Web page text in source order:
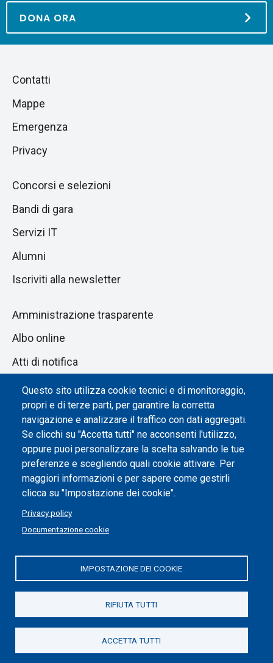
Questo sito utilizza cookie tecnici e di monitoraggio,
propri e di terze parti, per garantire la corretta
navigazione e analizzare il traffico con dati aggregati.
Se clicchi su "Accetta tutti" ne acconsenti l'utilizzo,
oppure puoi personalizzare la scelta salvando le tue
preferenze e scegliendo quali cookie attivare. Per
maggiori informazioni e per sapere come gestirli
clicca su "Impostazione dei cookie".
Privacy policy
Documentazione cookie
IMPOSTAZIONE DEI COOKIE
RIFIUTA TUTTI
ACCETTA TUTTI
DONA ORA
Salta
sezione
Piè
di
pagina
Contatti
Mappe
Emergenza
Privacy
Concorsi e selezioni
Bandi di gara
Servizi IT
Alumni
Iscriviti alla newsletter
Amministrazione trasparente
Albo online
Atti di notifica
Dichiarazione di accessibilità
Impostazione dei cookie
Politecnico di Torino | Corso Duca degli Abruzzi, 24 | 10129
Torino, ITALIA | P.IVA/C.F. 00518460019 | PEC
Social